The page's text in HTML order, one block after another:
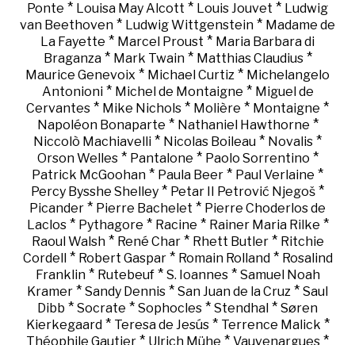
Ponte * Louisa May Alcott * Louis Jouvet * Ludwig
van Beethoven * Ludwig Wittgenstein * Madame de
La Fayette * Marcel Proust * Maria Barbara di
Braganza* Mark Twain* Matthias Claudius*
Maurice Genevoix * Michael Curtiz * Michelangelo
Antonioni* Michel de Montaigne * Miguel de
Cervantes * Mike Nichols * Molière * Montaigne *
Napoléon Bonaparte * Nathaniel Hawthorne *
Niccolò Machiavelli * Nicolas Boileau * Novalis *
Orson Welles* Pantalone * Paolo Sorrentino *
Patrick McGoohan * Paula Beer * Paul Verlaine *
Percy Bysshe Shelley * Petar II Petrović Njegoš *
Picander * Pierre Bachelet * Pierre Choderlos de
Laclos* Pythagore * Racine * Rainer Maria Rilke *
Raoul Walsh* René Char* Rhett Butler* Ritchie
Cordell * Robert Gaspar* Romain Rolland* Rosalind
Franklin* Rutebeuf* S. Ioannes* Samuel Noah
Kramer * Sandy Dennis * San Juan de la Cruz * Saul
Dibb * Socrate * Sophocles * Stendhal * Søren
Kierkegaard* Teresa de Jesús* Terrence Malick *
Théophile Gautier * Ulrich Mühe * Vauvenargues *